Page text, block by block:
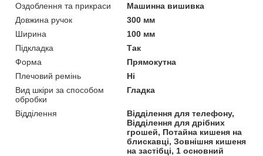
Оздоблення та прикраси
Машинна вишивка
Довжина ручок
300 мм
Ширина
100 мм
Підкладка
Так
Форма
Прямокутна
Плечовий ремінь
Ні
Вид шкіри за способом
обробки
Гладка
Відділення
Відділення для телефону,
Відділення для дрібних
грошей, Потайна кишеня на
блискавці, Зовнішня кишеня
на застібці, 1 основний